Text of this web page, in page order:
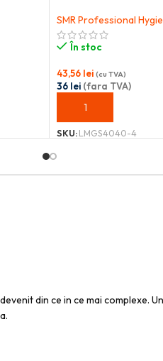
SMR Professional
În stoc
43,56 lei (cu TVA)
36 lei (fara TVA)
ADAUGĂ ÎN COȘ
SKU:LMGS4040-4
din ce in ce mai